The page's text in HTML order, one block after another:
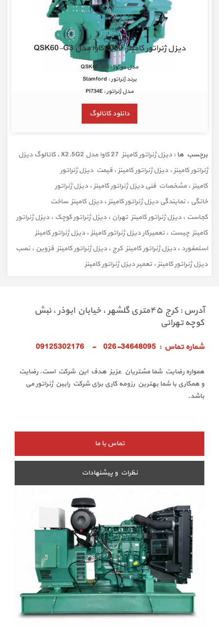
دیزل ژنراتور کامینز 2000 کاوا مدل QSK60-G3
مدل موتور : QSK60-G3
برند ژنراتور : Stamford
مدل ژنراتور : PI734E
دانلود کاتالوگ
برچسب ها :دیزل ژنراتور کامینز 27 کاوا مدل X2.5G2 ،کاتالوگ دیزل
ژنراتور کامینز ،دیزل ژنراتور کامینز ،قیمت دیزل ژنراتور
کامینز ،مشخصات فنی دیزل ژنراتور کامینز ،دیزل ژنراتور
خانگی ،نمایندگی دیزل ژنراتور کامینز ،دیزل کامینز ساخت
کجاست ،دیزل ژنراتور کامینز تهران ،دیزل ژنراتور کوچک ،دیزل ژنراتور
کامینز چیست ،تعمیرکار دیزل ژنراتور کامینز ،دیزل ژنراتور کامینز
استمفورد ،دیزل ژنراتور کامینز کرج ،دیزل ژنراتور کامینز قزوین ،نصب
دیزل ژنراتور کامینز ،تعمیر دیزل ژنراتور کامینز
آدرس : کرج ۴۵متری گلشهر ، خیابان ابوذر ، نبش
کوچه تهرانی
شماره تماس : 34648095-026 - 09125302176
همواره رضایت شما مشتریان عزیز هدف این شرکت است. رضایت
و همکاری با شما بهترین رزومه کاری برای شرکت رابین ژنراتور می
باشد.
تماس با ما
نظرات و پیشنهادات